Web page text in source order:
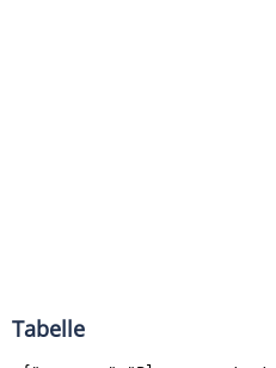
Tabelle